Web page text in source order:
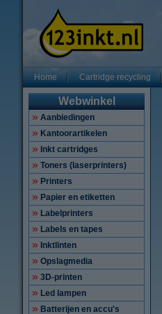
Home Cartridge recycling
Webwinkel
Aanbiedingen
Kantoorartikelen
Inkt cartridges
Toners (laserprinters)
Printers
Papier en etiketten
Labelprinters
Labels en tapes
Inktlinten
Opslagmedia
3D-printen
Led lampen
Batterijen en accu's